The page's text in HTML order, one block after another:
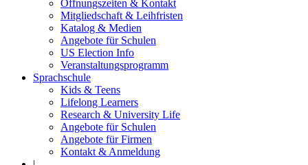
Öffnungszeiten & Kontakt
Mitgliedschaft & Leihfristen
Katalog & Medien
Angebote für Schulen
US Election Info
Veranstaltungsprogramm
Sprachschule
Kids & Teens
Lifelong Learners
Research & University Life
Angebote für Schulen
Angebote für Firmen
Kontakt & Anmeldung